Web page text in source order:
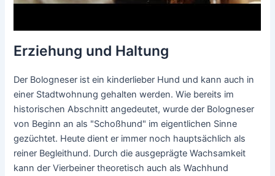
Erziehung und Haltung
Der Bologneser ist ein kinderlieber Hund und kann auch in
einer Stadtwohnung gehalten werden. Wie bereits im
historischen Abschnitt angedeutet, wurde der Bologneser
von Beginn an als "Schoßhund" im eigentlichen Sinne
gezüchtet. Heute dient er immer noch hauptsächlich als
reiner Begleithund. Durch die ausgeprägte Wachsamkeit
kann der Vierbeiner theoretisch auch als Wachhund